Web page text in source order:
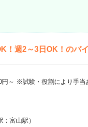
！週2～3日OK！のバ
円～ ※試験・役割により手
富山駅）